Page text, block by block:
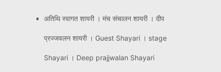
अतिथि स्वागत शायरी । मंच संचालन शायरी । दीप
प्रज्जवलन शायरी । Guest Shayari । stage
Shayari । Deep prajjwalan Shayari